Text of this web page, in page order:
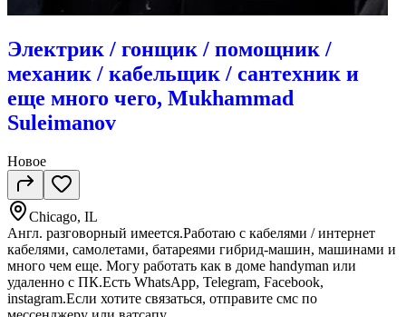
Электрик / гонщик / помощник /
механик / кабельщик / сантехник и
еще много чего, Mukhammad
Suleimanov
Новое
Chicago, IL
Англ. разговорный имеется.Работаю с кабелями / интернет
кабелями, самолетами, батареями гибрид-машин, машинами и
много чем еще. Могу работать как в доме handyman или
удаленно с ПК.Есть WhatsApp, Telegram, Facebook,
instagram.Если хотите связаться, отправите смс по